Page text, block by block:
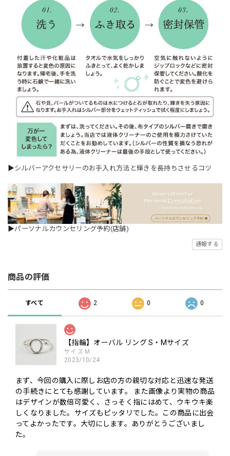
▶シルバーアクセサリーのお手入れ方法と輝きを長持ちさせるコツ
▶パーソナルカウンセリング予約(店舗)
通報する
商品の評価
すべて 2 0 0
【指輪】オーバル リング S・Mサイズ
サイズ M
2023/10/24
まず、今回の購入に際しお店の方の親切な対応と迅速な発送
の手続きにとても感謝しています。 また画像より実物の商品
はデザインが数倍可愛く、さっそく指にはめて、ウキウキ楽
しくなりました。サイズもピッタリでした。この商品に出会
ってよかったです。大切にします。ありがとうございまし
た。